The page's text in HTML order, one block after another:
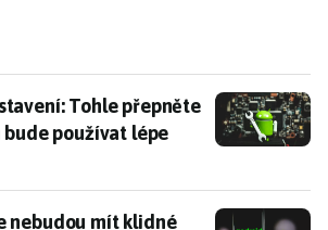
od Googlu
že ji nelze odinstalovat. Tato
uživatelům snadnější přístup
celkovou efektivitu správy
Tohle přepněte a telefon se
Tohle přepněte
používat lépe
nebudou mít klidné spaní: Android
nebudou mít klidné